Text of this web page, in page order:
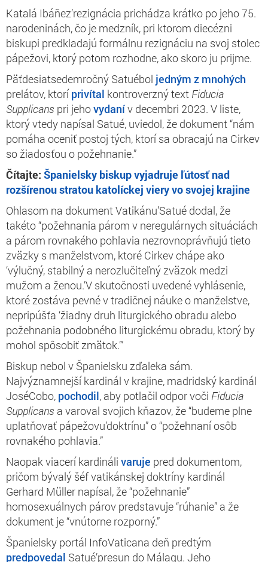
Katalá Ibáñez’rezignácia prichádza krátko po jeho 75.
narodeninách, čo je medzník, pri ktorom diecézni
biskupi predkladajú formálnu rezignáciu na svoj stolec
pápežovi, ktorý potom rozhodne, ako skoro ju prijme.
Päťdesiatsedemročný Satuébol jedným z mnohých
prelátov, ktoríprivítal kontroverzný text Fiducia
Supplicans pri jehovydanív decembri 2023. V liste,
ktorý vtedy napísal Satué, uviedol, že dokument “nám
pomáha oceniť postoj tých, ktorí sa obracajú na Cirkev
so žiadosťou o požehnanie.”
Čítajte: Španielsky biskup vyjadruje ľútosť nad
rozšírenou stratou katolíckej viery vo svojej krajine
Ohlasom na dokument Vatikánu’Satué dodal, že
takéto “požehnania párom v neregulárnych situáciách
a párom rovnakého pohlavia nezrovnoprávňujú tieto
zväzky s manželstvom, ktoré Cirkev chápe ako
‘výlučný, stabilný a nerozlučiteľný zväzok medzi
mužom a ženou.’V skutočnosti uvedené vyhlásenie,
ktoré zostáva pevné v tradičnej náuke o manželstve,
nepripúšťa ‘žiadny druh liturgického obradu alebo
požehnania podobného liturgickému obradu, ktorý by
mohol spôsobiť zmätok.’”
Biskup nebol v Španielsku zďaleka sám.
Najvýznamnejší kardinál v krajine, madridský kardinál
JoséCobo, pochodil, aby potlačil odpor voči Fiducia
Supplicans a varoval svojich kňazov, že “budeme plne
uplatňovať pápežovu’doktrínu” o “požehnaní osôb
rovnakého pohlavia.”
Naopak viacerí kardináli varuje pred dokumentom,
pričom bývalý šéf vatikánskej doktríny kardinál
Gerhard Müller napísal, že “požehnanie”
homosexuálnych párov predstavuje “rúhanie” a že
dokument je “vnútorne rozporný.”
Španielsky portál InfoVaticana deň predtým
predpovedal Satué’presun do Málagu. Jeho